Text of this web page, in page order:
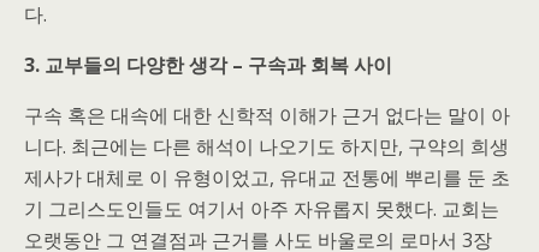
다.
3. 교부들의 다양한 생각 – 구속과 회복 사이
구속 혹은 대속에 대한 신학적 이해가 근거 없다는 말이 아
니다. 최근에는 다른 해석이 나오기도 하지만, 구약의 희생
제사가 대체로 이 유형이었고, 유대교 전통에 뿌리를 둔 초
기 그리스도인들도 여기서 아주 자유롭지 못했다. 교회는
오랫동안 그 연결점과 근거를 사도 바울로의 로마서 3장